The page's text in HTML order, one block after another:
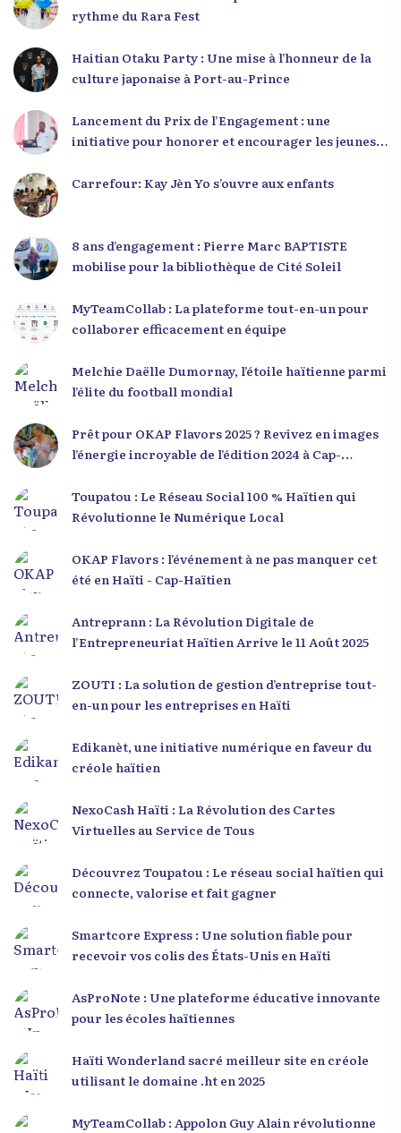
rythme du Rara Fest
Haitian Otaku Party : Une mise à l’honneur de la
culture japonaise à Port-au-Prince
Lancement du Prix de l’Engagement : une
initiative pour honorer et encourager les jeunes
Carrefour: Kay Jèn Yo s’ouvre aux enfants
8 ans d’engagement : Pierre Marc BAPTISTE
mobilise pour la bibliothèque de Cité Soleil
MyTeamCollab : La plateforme tout-en-un pour
collaborer efficacement en équipe
Melchie Daëlle Dumornay, l’étoile haïtienne parmi
l’élite du football mondial
Prêt pour OKAP Flavors 2025 ? Revivez en images
l’énergie incroyable de l’édition 2024 à Cap-
Toupatou : Le Réseau Social 100 % Haïtien qui
Révolutionne le Numérique Local
OKAP Flavors : l’événement à ne pas manquer cet
été en Haïti - Cap-Haïtien
Antreprann : La Révolution Digitale de
l’Entrepreneuriat Haïtien Arrive le 11 Août 2025
ZOUTI : La solution de gestion d’entreprise tout-
en-un pour les entreprises en Haïti
Edikanèt, une initiative numérique en faveur du
créole haïtien
NexoCash Haïti : La Révolution des Cartes
Virtuelles au Service de Tous
Découvrez Toupatou : Le réseau social haïtien qui
connecte, valorise et fait gagner
Smartcore Express : Une solution fiable pour
recevoir vos colis des États-Unis en Haïti
AsProNote : Une plateforme éducative innovante
pour les écoles haïtiennes
Haïti Wonderland sacré meilleur site en créole
utilisant le domaine .ht en 2025
MyTeamCollab : Appolon Guy Alain révolutionne